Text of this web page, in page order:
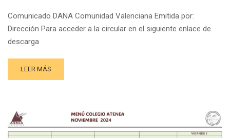
Comunicado DANA Comunidad Valenciana Emitida por:
Dirección Para acceder a la circular en el siguiente enlace de
descarga
LEER MÁS